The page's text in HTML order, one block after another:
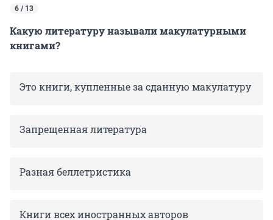
6 / 13
Какую литературу называли макулатурными
книгами?
Это книги, купленные за сданную макулатуру
Запрещенная литература
Разная беллетристика
Книги всех иностранных авторов